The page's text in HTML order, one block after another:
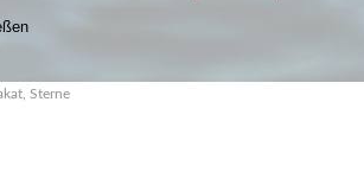
Sterne